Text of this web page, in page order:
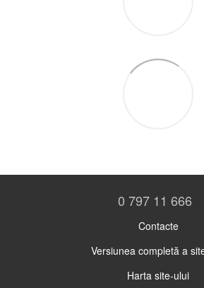
0 797 11 666
Contacte
Versiunea completă a
Harta site-ului